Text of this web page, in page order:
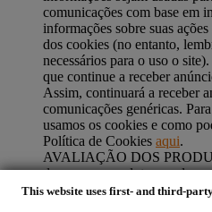
This website uses first- and third-
comunicações com base em
informações sobre suas
dos cookies (no entanto,
necessários para o uso o
que continue a receber
Assim, continuará a receber
comunicações genéricas.
usamos os cookies e como
Política de Cookies aqui.
AVALIAÇÃO DOS
dos nossos produtos,
revisão dos seus produtos.